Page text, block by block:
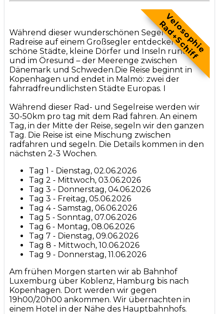
Velosophie
Rad+Schiff
Während dieser wunderschönen Segel- und
Radreise auf einem Großsegler entdecken Sie
schöne Städte, kleine Dörfer und Inseln rund um
und im Öresund – der Meerenge zwischen
Dänemark und Schweden.Die Reise beginnt in
Kopenhagen und endet in Malmö: zwei der
fahrradfreundlichsten Städte Europas. I
Während dieser Rad- und Segelreise werden wir
30-50km pro tag mit dem Rad fahren. An einem
Tag, in der Mitte der Reise, segeln wir den ganzen
Tag. Die Reise ist eine Mischung zwischen
radfahren und segeln. Die Details kommen in den
nächsten 2-3 Wochen.
Tag 1 - Dienstag, 02.06.2026
Tag 2 - Mittwoch, 03.06.2026
Tag 3 - Donnerstag, 04.06.2026
Tag 3 - Freitag, 05.06.2026
Tag 4 - Samstag, 06.06.2026
Tag 5 - Sonntag, 07.06.2026
Tag 6 - Montag, 08.06.2026
Tag 7 - Dienstag, 09.06.2026
Tag 8 - Mittwoch, 10.06.2026
Tag 9 - Donnerstag, 11.06.2026
Am frühen Morgen starten wir ab Bahnhof
Luxemburg über Koblenz, Hamburg bis nach
Kopenhagen. Dort werden wir gegen
19h00/20h00 ankommen. Wir übernachten in
einem Hotel in der Nähe des Hauptbahnhofs.